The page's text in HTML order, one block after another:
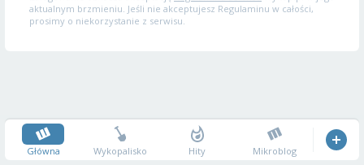
aktualnym brzmieniu. Jeśli nie akceptujesz Regulaminu w całości,
prosimy o niekorzystanie z serwisu.
Główna Wykopalisko Hity Mikroblog